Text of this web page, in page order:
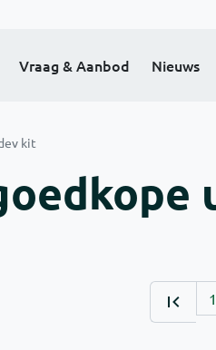
Vraag & Aanbod Nieuws
kit
1